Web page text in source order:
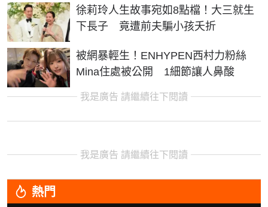
徐莉玲人生故事宛如8點檔！大三就生
下長子 竟遭前夫騙小孩夭折
被網暴輕生！ENHYPEN西村力粉絲
Mina住處被公開 1細節讓人鼻酸
我是廣告 請繼續往下閱讀
我是廣告 請繼續往下閱讀
熱門